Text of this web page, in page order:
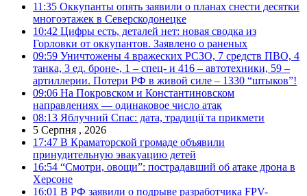
11:35 Оккупанты опять заявили о планах снести десятки
многоэтажек в Северскодонецке
10:42 Цифры есть, деталей нет: новая сводка из
Горловки от оккупантов. Заявлено о раненых
09:59 Уничтожены 4 вражеских РСЗО, 7 средств ПВО, 4
танка, 3 ед. броне-, 1 – спец- и 416 – автотехники, 59 –
артиллерии. Потери РФ в живой силе – 1330 “штыков”!
09:06 На Покровском и Константиновском
направлениях — одинаковое число атак
08:13 Яблучний Спас: дата, традиції та прикмети
5 Серпня , 2026
17:47 В Краматорской громаде объявили
принудительную эвакуацию детей
16:54 “Смотри, овощи”: пострадавший об атаке дрона в
Херсоне
16:01 В РФ заявили о подрыве разработчика FPV-